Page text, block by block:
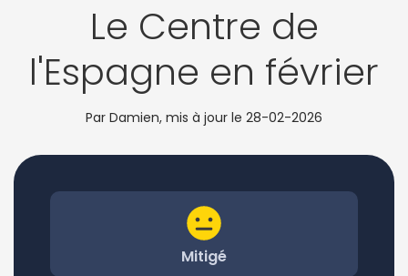
Le Centre de
l'Espagne en février
Par Damien, mis à jour le 28-02-2026
Mitigé